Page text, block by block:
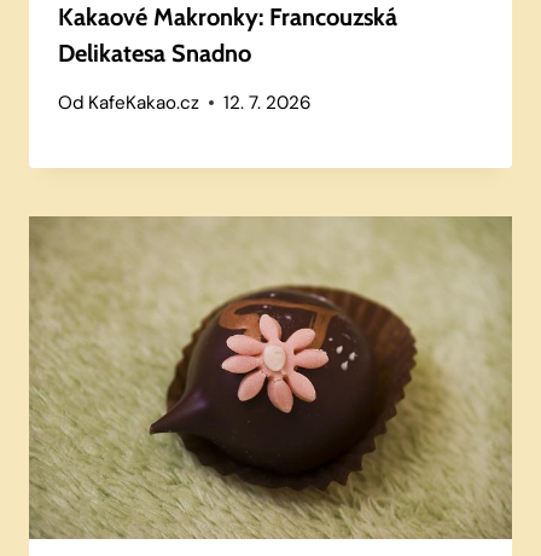
Kakaové Makronky: Francouzská
Delikatesa Snadno
Od KafeKakao.cz 12. 7. 2026